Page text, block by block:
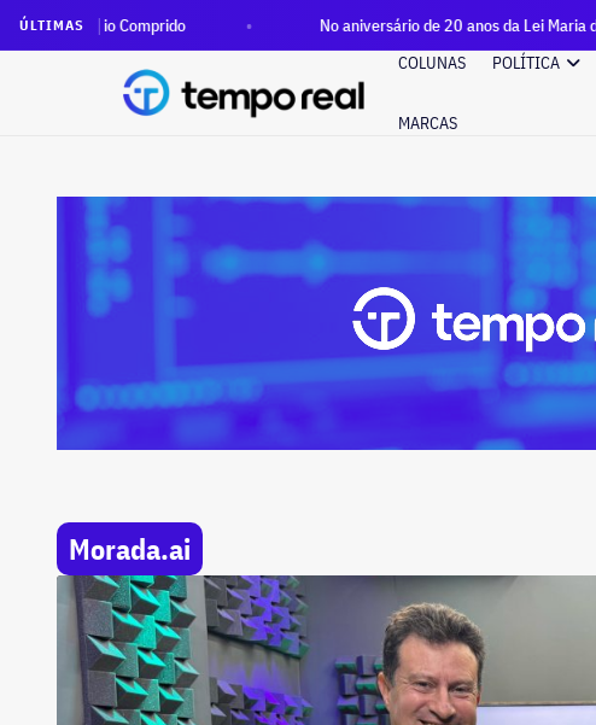
ÚLTIMAS
Rio Comprido No aniversário de 20 anos da Lei Maria da Penha,
COLUNAS
POLÍTICA
MARCAS
Morada.ai